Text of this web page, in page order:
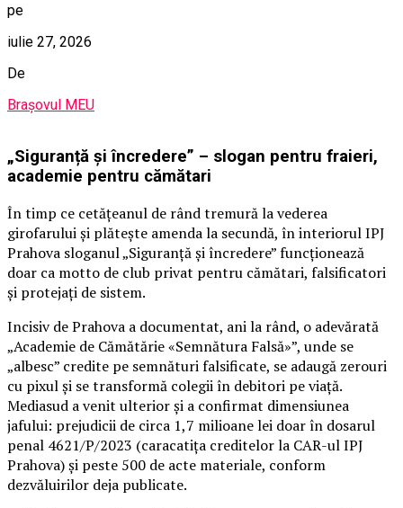
pe
iulie 27, 2026
De
Brașovul MEU
„Siguranță și încredere” – slogan pentru fraieri,
academie pentru cămătari
În timp ce cetățeanul de rând tremură la vederea
girofarului și plătește amenda la secundă, în interiorul IPJ
Prahova sloganul „Siguranță și încredere” funcționează
doar ca motto de club privat pentru cămătari, falsificatori
și protejați de sistem.
Incisiv de Prahova a documentat, ani la rând, o adevărată
„Academie de Cămătărie «Semnătura Falsă»”, unde se
„albesc” credite pe semnături falsificate, se adaugă zerouri
cu pixul și se transformă colegii în debitori pe viață.
Mediasud a venit ulterior și a confirmat dimensiunea
jafului: prejudicii de circa 1,7 milioane lei doar în dosarul
penal 4621/P/2023 (caracatița creditelor la CAR-ul IPJ
Prahova) și peste 500 de acte materiale, conform
dezvăluirilor deja publicate.